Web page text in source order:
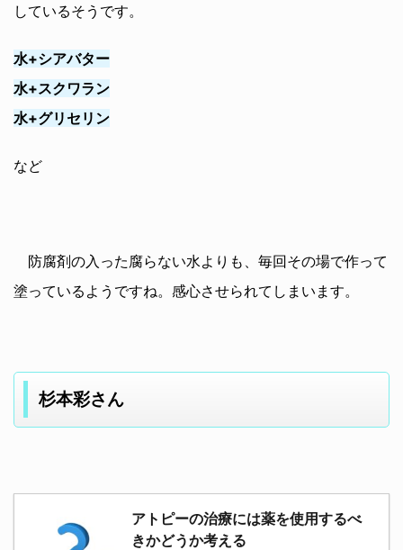
しているそうです。
水+シアバター
水+スクワラン
水+グリセリン
など
防腐剤の入った腐らない水よりも、毎回その場で作って
塗っているようですね。感心させられてしまいます。
杉本彩さん
アトピーの治療には薬を使用するべ
きかどうか考える